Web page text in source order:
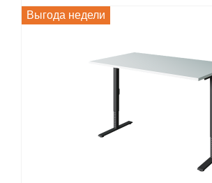
Выгода недели